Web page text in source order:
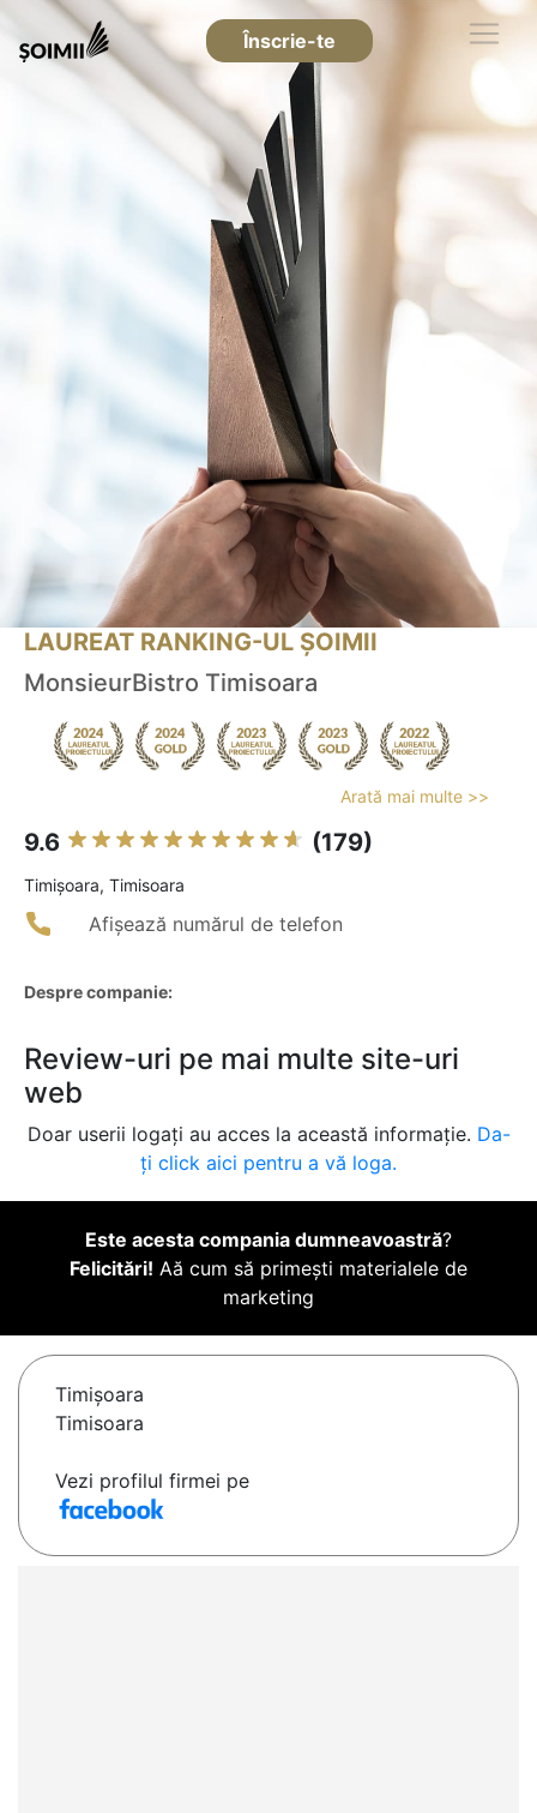
Înscrie-te
LAUREAT RANKING-UL ȘOIMII
MonsieurBistro Timisoara
Arată mai multe >>
9.6 (179)
Timişoara, Timisoara
Afișează numărul de telefon
Despre companie:
Review-uri pe mai multe site-uri
web
Doar userii logați au acces la această informație. Da-
ți click aici pentru a vă loga.
Este acesta compania dumneavoastră?
Felicitări! Aă cum să primești materialele de
marketing
Timişoara
Timisoara
Vezi profilul firmei pe